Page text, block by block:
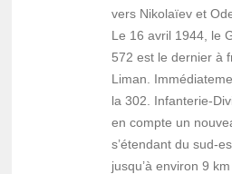
vers Nikolaïev et
Le 16 avril 1944, le
572 est le dernier à
Liman.
la 302. Infanterie-
en compte un
s’étendant du sud-
jusqu’à environ 9